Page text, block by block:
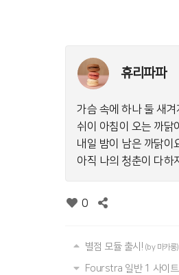
휴리파파
가슴 속에 하나 둘 새
쉬이 아침이 오는 까닭
내일 밤이 남은 까닭이
아직 나의 청춘이 다하
0
별점 모듈 출시! (by 마카롱)
Fourstra 일반 1 사이